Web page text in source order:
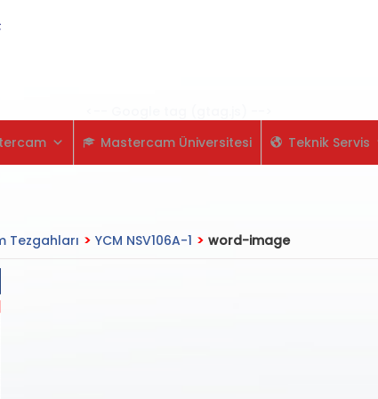
Mastercam Üniversitesi Teknik Servis
Tezgahları > YCM NSV106A-1 > word-image